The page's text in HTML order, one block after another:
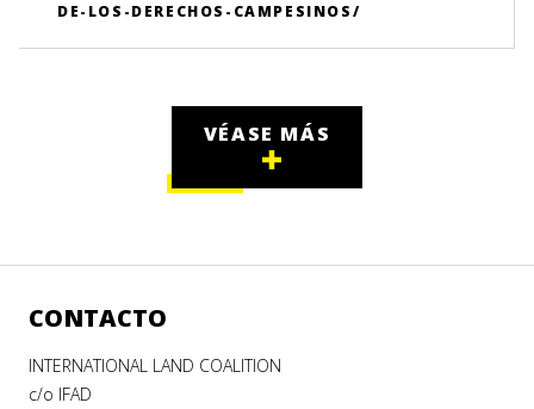
DE-LOS-DERECHOS-CAMPESINOS/
VÉASE MÁS
CONTACTO
INTERNATIONAL LAND COALITION
c/o IFAD